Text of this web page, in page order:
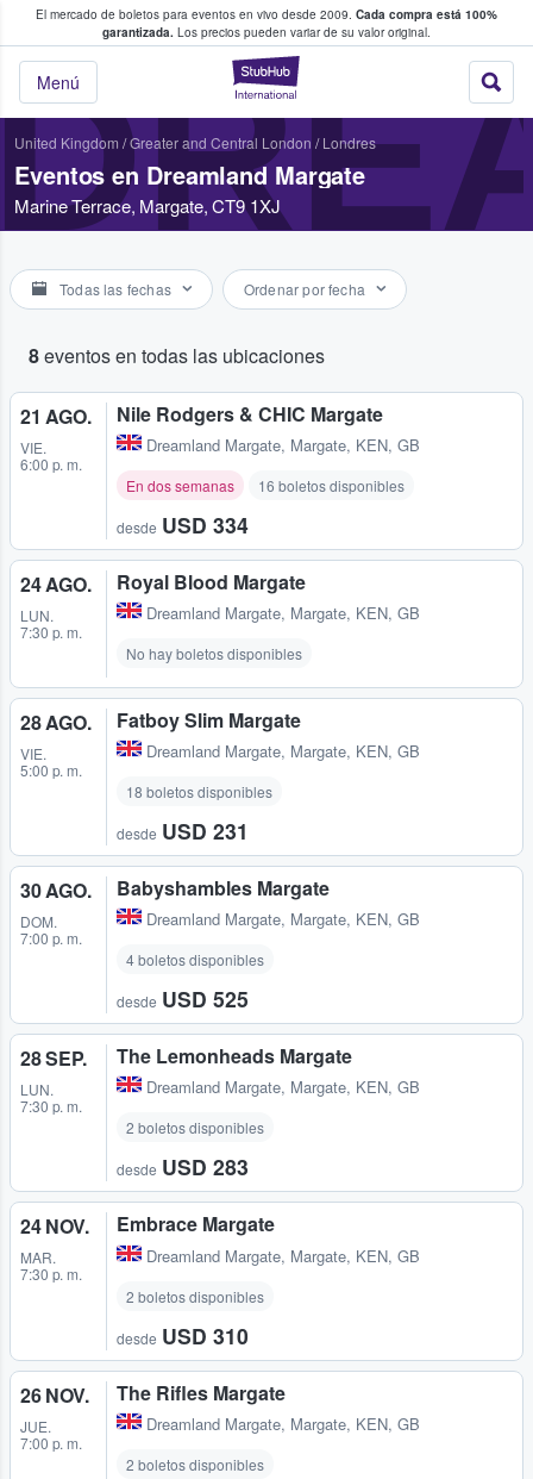
El mercado de boletos para eventos en vivo desde 2009. Cada compra está 100%
garantizada. Los precios pueden variar de su valor original.
StubHub: donde
Menú
fans compran y venden boletos
United Kingdom /Greater and Central London / Londres
Eventos en Dreamland Margate
Marine Terrace, Margate, CT9 1XJ
Todas las fechas Ordenar por fecha
8eventos en todas las ubicaciones
21 AGO.
VIE.
6:00 p. m.
Nile Rodgers & CHIC Margate
Dreamland Margate, Margate, KEN, GB
En dos semanas 16 boletos disponibles
desde USD 334
24 AGO.
LUN.
7:30 p. m.
Royal Blood Margate
Dreamland Margate, Margate, KEN, GB
No hay boletos disponibles
28 AGO.
VIE.
5:00 p. m.
Fatboy Slim Margate
Dreamland Margate, Margate, KEN, GB
18 boletos disponibles
desde USD 231
30 AGO.
DOM.
7:00 p. m.
Babyshambles Margate
Dreamland Margate, Margate, KEN, GB
4 boletos disponibles
desde USD 525
28 SEP.
LUN.
7:30 p. m.
The Lemonheads Margate
Dreamland Margate, Margate, KEN, GB
2 boletos disponibles
desde USD 283
24 NOV.
MAR.
7:30 p. m.
Embrace Margate
Dreamland Margate, Margate, KEN, GB
2 boletos disponibles
desde USD 310
26 NOV.
JUE.
7:00 p. m.
The Rifles Margate
Dreamland Margate, Margate, KEN, GB
2 boletos disponibles